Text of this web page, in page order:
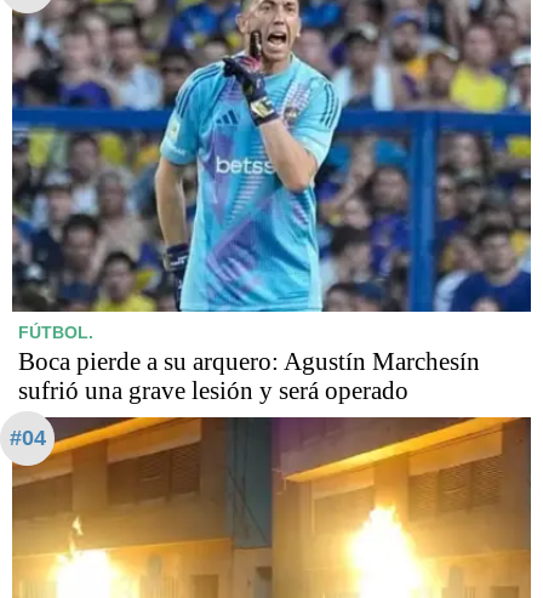
FÚTBOL.
Boca pierde a su arquero: Agustín Marchesín
sufrió una grave lesión y será operado
#04